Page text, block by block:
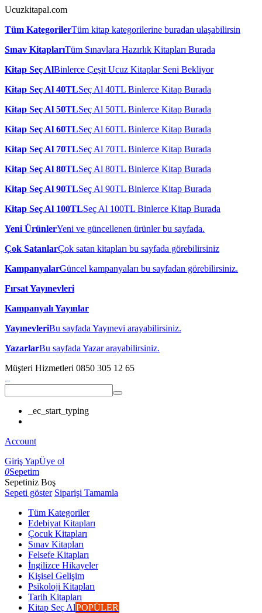
Ucuzkitapal.com
Tüm KategorilerTüm kitap kategorilerine buradan ulaşabilirsin
Sınav KitaplarıTüm Sınavlara Hazırlık Kitapları Burada
Kitap Seç AlBinlerce Çeşit Ucuz Kitaplar Seni Bekliyor
Kitap Seç Al 40TLSeç Al 40TL Binlerce Kitap Burada
Kitap Seç Al 50TLSeç Al 50TL Binlerce Kitap Burada
Kitap Seç Al 60TLSeç Al 60TL Binlerce Kitap Burada
Kitap Seç Al 70TLSeç Al 70TL Binlerce Kitap Burada
Kitap Seç Al 80TLSeç Al 80TL Binlerce Kitap Burada
Kitap Seç Al 90TLSeç Al 90TL Binlerce Kitap Burada
Kitap Seç Al 100TLSeç Al 100TL Binlerce Kitap Burada
Yeni ÜrünlerYeni ve güncellenen ürünler bu sayfada.
Çok SatanlarÇok satan kitapları bu sayfada görebilirsiniz
KampanyalarGüncel kampanyaları bu sayfadan görebilirsiniz.
Fırsat Yayınevleri
Kampanyalı Yayınlar
YayınevleriBu sayfada Yayınevi arayabilirsiniz.
YazarlarBu sayfada Yazar arayabilirsiniz.
Müşteri Hizmetleri 0850 305 12 65
_ec_start_typing
Account
Giriş YapÜye ol
0Sepetim
Sepetiniz Boş
Sepeti göster Siparişi Tamamla
Tüm Kategoriler
Edebiyat Kitapları
Çocuk Kitapları
Sınav Kitapları
Felsefe Kitapları
İngilizce Hikayeler
Kişisel Gelişim
Psikoloji Kitapları
Tarih Kitapları
Kitap Seç AlPOPÜLER